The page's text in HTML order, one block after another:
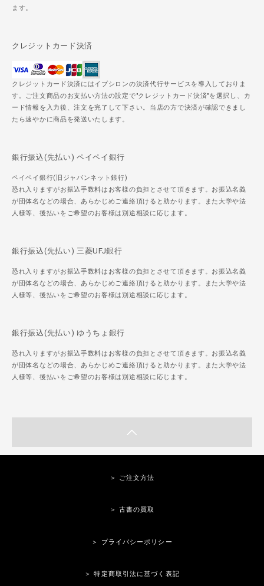
ます。
クレジットカード決済
クレジットカード決済にはイプシロンの決済代行サービスを導入しておりま
す。ご注文商品のお支払い方法の設定で"クレジットカード決済"を選択し、カ
ード情報を入力後、注文を完了して下さい。当店の方で決済が確認できまし
たら速やかに商品を発送いたします。
銀行振込(先払い) ペイペイ銀行
ペイペイ銀行(旧ジャパンネット銀行)
恐れ入りますがお振込手数料はお客様の負担とさせて頂きます。お振込名義
が団体名などの場合、あらかじめご連絡頂けると助かります。また大学や法
人様等、後払いをご希望のお客様は別途相談に応じます。
銀行振込(先払い) 三菱UFJ銀行
恐れ入りますがお振込手数料はお客様の負担とさせて頂きます。お振込名義
が団体名などの場合、あらかじめご連絡頂けると助かります。また大学や法
人様等、後払いをご希望のお客様は別途相談に応じます。
銀行振込(先払い) ゆうちょ銀行
恐れ入りますがお振込手数料はお客様の負担とさせて頂きます。お振込名義
が団体名などの場合、あらかじめご連絡頂けると助かります。また大学や法
人様等、後払いをご希望のお客様は別途相談に応じます。
＞ ご注文方法
＞ 古書の買取
＞ プライバシーポリシー
＞ 特定商取引法に基づく表記